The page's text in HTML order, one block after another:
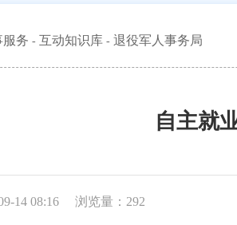
服务 互动知识库 退役军人事务局
自主就
14 08:16 浏览量： 292